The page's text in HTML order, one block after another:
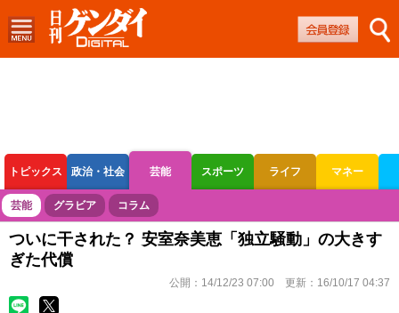
トピックス 政治・社会 芸能 スポーツ ライフ マネー
ボートレース 競輪 オートレース
芸能 グラビア コラム
ついに干された？ 安室奈美恵「独立騒動」の大きす
ぎた代償
公開： 14/12/23 07:00 更新： 16/10/17 04:37